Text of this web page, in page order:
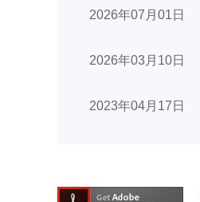
2026年07月01日
2026年03月10日
2023年04月17日